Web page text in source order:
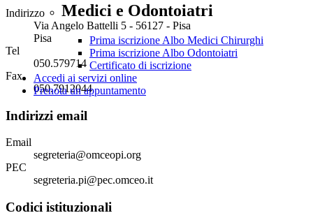
Medici e Odontoiatri
Prima iscrizione Albo Medici Chirurghi
Prima iscrizione Albo Odontoiatri
Certificato di iscrizione
Accedi ai servizi online
Prenota un appuntamento
Indirizzo
Via Angelo Battelli 5 - 56127 - Pisa
Pisa
Tel
050.579714
Fax
050.7912044
Indirizzi email
Email
segreteria@omceopi.org
PEC
segreteria.pi@pec.omceo.it
Codici istituzionali